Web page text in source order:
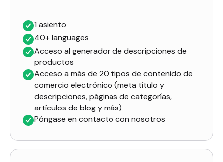
1 asiento
40+ languages
Acceso al generador de descripciones de
productos
Acceso a más de 20 tipos de contenido de
comercio electrónico (meta título y
descripciones, páginas de categorías,
artículos de blog y más)
Póngase en contacto con nosotros